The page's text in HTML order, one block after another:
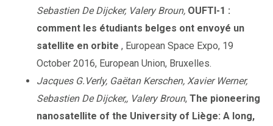
Sebastien De Dijcker, Valery Broun, OUFTI-1 :
comment les étudiants belges ont envoyé un
satellite en orbite , European Space Expo, 19
October 2016, European Union, Bruxelles.
Jacques G.Verly, Gaëtan Kerschen, Xavier Werner,
Sebastien De Dijcker,, Valery Broun, The pioneering
nanosatellite of the University of Liège: A long,